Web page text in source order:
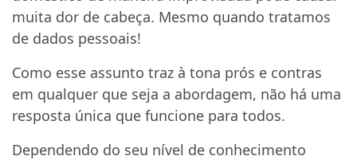
muita dor de cabeça. Mesmo quando tratamos
de dados pessoais!
Como esse assunto traz à tona prós e contras
em qualquer que seja a abordagem, não há uma
resposta única que funcione para todos.
Dependendo do seu nível de conhecimento